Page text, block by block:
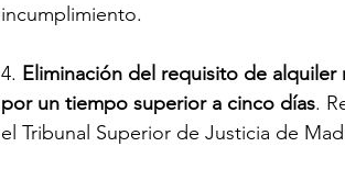
incumplimiento.
4. Eliminación del requisito de
por un tiempo superior a cinco días.
el Tribunal Superior de Justicia de